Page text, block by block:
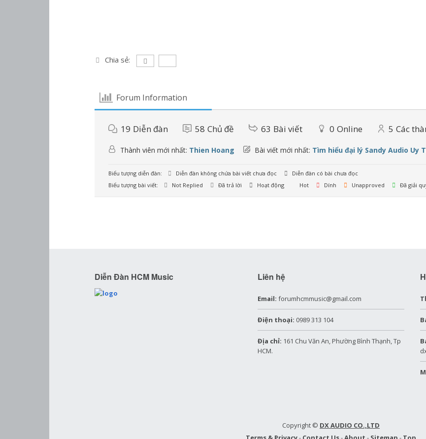
Chia sẻ:
Forum Information
19 Diễn đàn 58 Chủ đề 63 Bài viết 0 Online 5 Các
Thành viên mới nhất: Thien Hoang Bài viết mới nhất: Tìm hiểu đại lý Sandy Audio Uy
Biểu tượng diễn đàn: Diễn đàn không chứa bài viết chưa đọc
Diễn đàn có bài chưa đọc
Biểu tượng bài viết:
Not Replied Đã trả lời Hoạt động Hot Dính Unapproved Đã giải
Diễn Đàn HCM Music Liên hệ
Email: forumhcmmusic@gmail.com
Điện thoại: 0989 313 104
Địa chỉ: 161 Chu Văn An, Phường Bình Thạnh, Tp
HCM.
Copyright © DX AUDIO CO.,LTD